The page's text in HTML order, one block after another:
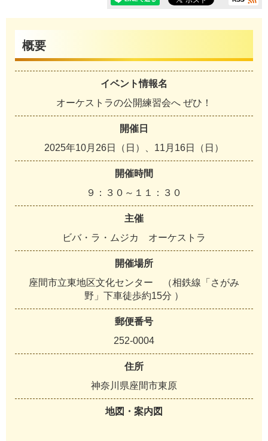
概要
イベント情報名
オーケストラの公開練習会へ ぜひ！
開催日
2025年10月26日（日）、11月16日（日）
開催時間
９：３０～１１：３０
主催
ビバ・ラ・ムジカ オーケストラ
開催場所
座間市立東地区文化センター （相鉄線「さがみ
野」下車徒歩約15分 ）
郵便番号
252-0004
住所
神奈川県座間市東原
地図・案内図